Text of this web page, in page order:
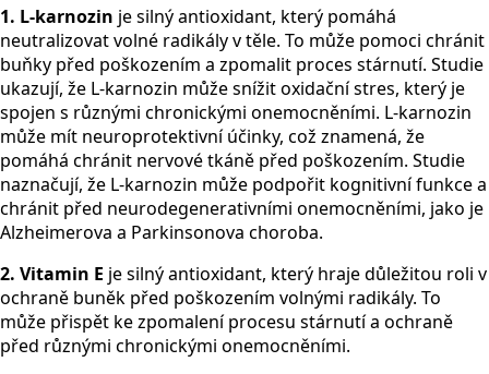
1. L-karnozin je silný antioxidant, který pomáhá
neutralizovat volné radikály v těle. To může pomoci chránit
buňky před poškozením a zpomalit proces stárnutí. Studie
ukazují, že L-karnozin může snížit oxidační stres, který je
spojen s různými chronickými onemocněními. L-karnozin
může mít neuroprotektivní účinky, což znamená, že
pomáhá chránit nervové tkáně před poškozením. Studie
naznačují, že L-karnozin může podpořit kognitivní funkce a
chránit před neurodegenerativními onemocněními, jako je
Alzheimerova a Parkinsonova choroba.
2. Vitamin E je silný antioxidant, který hraje důležitou roli v
ochraně buněk před poškozením volnými radikály. To
může přispět ke zpomalení procesu stárnutí a ochraně
před různými chronickými onemocněními.